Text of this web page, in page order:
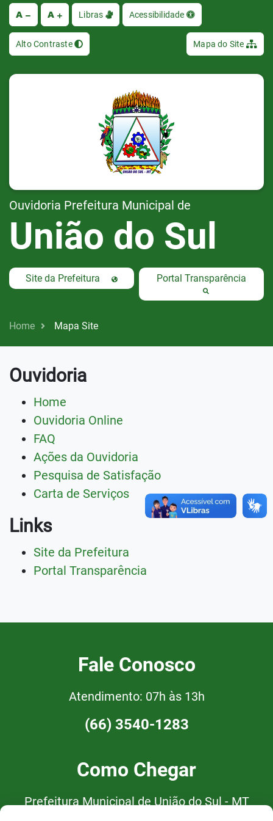
A A Libras Acessibilidade
Alto Contraste Mapa do Site
Ouvidoria Prefeitura Municipal de
União do Sul
Site da Prefeitura Portal Transparência
Home Mapa Site
Ouvidoria
Home
Ouvidoria Online
FAQ
Ações da Ouvidoria
Pesquisa de Satisfação
Carta de Serviços
Links
Site da Prefeitura
Portal Transparência
Fale Conosco
Atendimento: 07h às 13h
(66) 3540-1283
Como Chegar
Prefeitura Municipal de União do Sul - MT